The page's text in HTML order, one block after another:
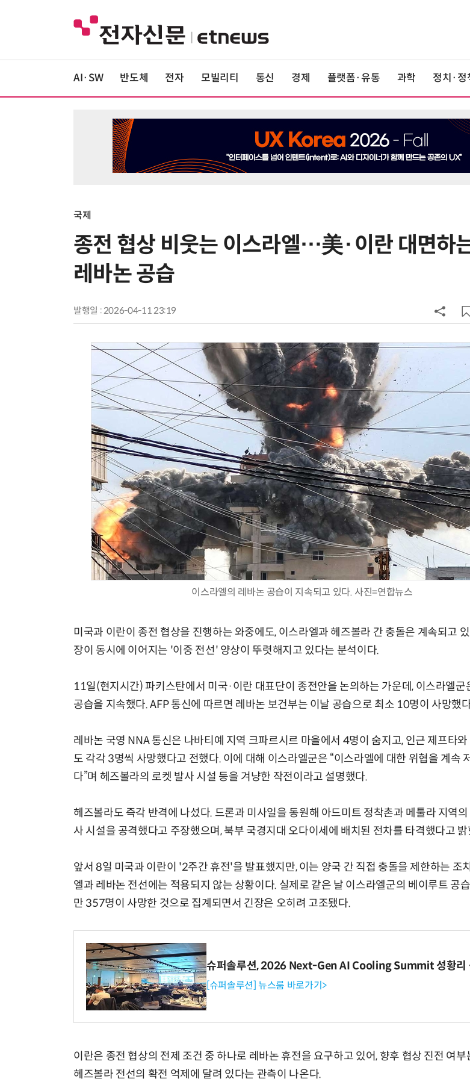
AI·SW 반도체 전자 모빌리티 통신 경제 플랫폼·유통 과학 정치·정
국제
종전 협상 비웃는 이스라엘…美·이란 대면하
레바논 공습
발행일 : 2026-04-11 23:19
이스라엘의 레바논 공습이 지속되고 있다. 사진=연합뉴스
미국과 이란이 종전 협상을 진행하는 와중에도, 이스라엘과 헤즈볼라 간 충돌은 계속되고
장이 동시에 이어지는 '이중 전선' 양상이 뚜렷해지고 있다는 분석이다.
11일(현지시간) 파키스탄에서 미국·이란 대표단이 종전안을 논의하는 가운데, 이스라엘군
공습을 지속했다. AFP 통신에 따르면 레바논 보건부는 이날 공습으로 최소 10명이 사망했
레바논 국영 NNA 통신은 나바티예 지역 크파르시르 마을에서 4명이 숨지고, 인근 제프타와
도 각각 3명씩 사망했다고 전했다. 이에 대해 이스라엘군은 “이스라엘에 대한 위협을 계속
다”며 헤즈볼라의 로켓 발사 시설 등을 겨냥한 작전이라고 설명했다.
헤즈볼라도 즉각 반격에 나섰다. 드론과 미사일을 동원해 아드미트 정착촌과 메툴라 지역
사 시설을 공격했다고 주장했으며, 북부 국경지대 오다이세에 배치된 전차를 타격했다고 밝
앞서 8일 미국과 이란이 '2주간 휴전'을 발표했지만, 이는 양국 간 직접 충돌을 제한하는 조
엘과 레바논 전선에는 적용되지 않는 상황이다. 실제로 같은 날 이스라엘군의 베이루트 공
만 357명이 사망한 것으로 집계되면서 긴장은 오히려 고조됐다.
슈퍼솔루션, 2026 Next-Gen AI Cooling Summit 성황리
[슈퍼솔루션] 뉴스룸 바로가기>
이란은 종전 협상의 전제 조건 중 하나로 레바논 휴전을 요구하고 있어, 향후 협상 진전 여
헤즈볼라 전선의 확전 억제에 달려 있다는 관측이 나온다.
6
19세 공주도 입대…
엔비디아, HBM 독
인 인플루언서 체포
후 도망가
9
진정한 우정?…친구
의자 틈에 목이 낀
10 “미국에서 아기 낳
다”… 트럼프, 원정